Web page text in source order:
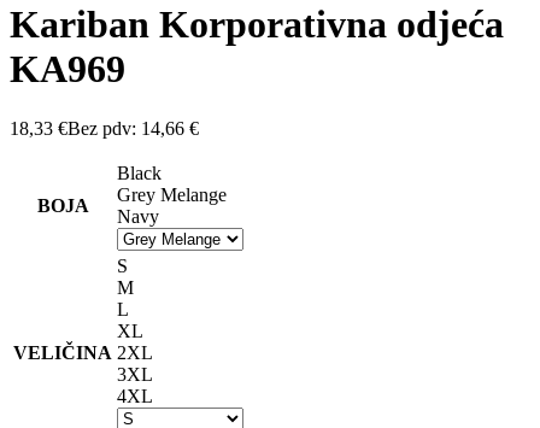
Kariban Korporativna odjeća
KA969
18,33 €Bez pdv: 14,66 €
BOJA
Black
Grey Melange
Navy
VELIČINA
S
M
L
XL
2XL
3XL
4XL